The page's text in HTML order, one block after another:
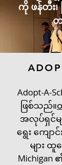
ကို ဖန်တီး၊
တ
Adopt-A-
ဖြစ်သည်။
အလုပ်ရှင်
ရွေး ကျော
များ ထူ